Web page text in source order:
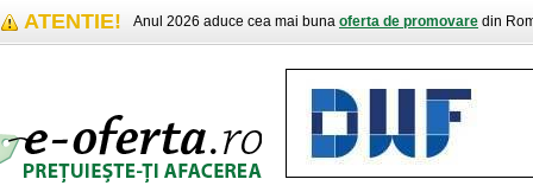
ATENTIE! Anul 2026 aduce cea mai buna oferta de promovare din